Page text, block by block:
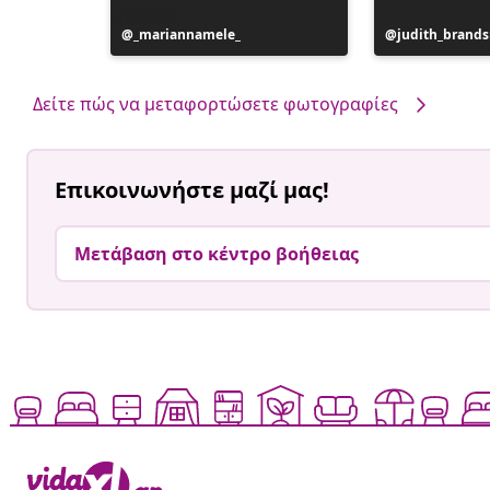
Η
ανάρτηση
_mariannamele_
Η
ανάρτηση
από
Δείτε πώς να μεταφορτώσετε φωτογραφίες
Επικοινωνήστε μαζί μας!
Μετάβαση στο κέντρο βοήθειας